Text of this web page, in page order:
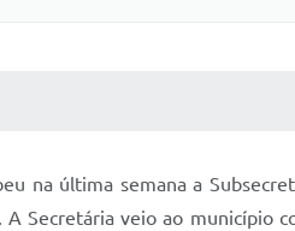
na última semana a
Secretária veio ao município